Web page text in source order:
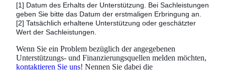
[1] Datum des Erhalts der Unterstützung. Bei Sachleistungen
geben Sie bitte das Datum der erstmaligen Erbringung an.
[2] Tatsächlich erhaltene Unterstützung oder geschätzter
Wert der Sachleistungen.
Wenn Sie ein Problem bezüglich der angegebenen
Unterstützungs- und Finanzierungsquellen melden möchten,
kontaktieren Sie uns! Nennen Sie dabei die